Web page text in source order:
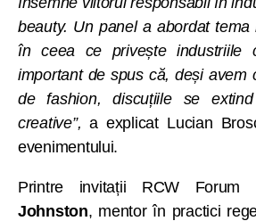
beauty. Un panel a abordat tema
în ceea ce privește industriile
important de spus că, deși avem
de fashion, discuțiile se
creative”,a explicat Lucian
evenimentului.
Printre invitații RCW
Johnston, mentor în practici